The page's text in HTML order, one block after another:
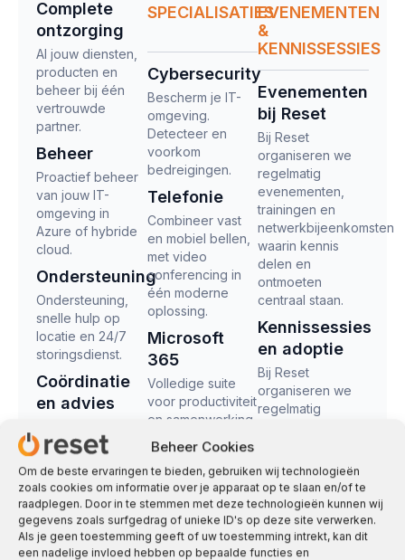
Beheer Cookies
Om de beste ervaringen te bieden, gebruiken wij technologieën
zoals cookies om informatie over je apparaat op te slaan en/of te
raadplegen. Door in te stemmen met deze technologieën kunnen wij
gegevens zoals surfgedrag of unieke ID's op deze site verwerken.
Als je geen toestemming geeft of uw toestemming intrekt, kan dit
een nadelige invloed hebben op bepaalde functies en
Complete
ontzorging​
Al jouw diensten,
producten en
beheer bij één
vertrouwde
partner.
Beheer
Proactief beheer
van jouw IT-
omgeving in
Azure of hybride
cloud.
Ondersteuning
Ondersteuning,
snelle hulp op
locatie en 24/7
storingsdienst.
Coördinatie
en advies
efficiënte en
IT omgeving.
Overstappen
Wij begeleiden
jouw organisatie
SPECIALISATIES
Cybersecurity
Bescherm je IT-
omgeving.
Detecteer en
voorkom
bedreigingen.
Telefonie
Combineer vast
en mobiel bellen,
met video
conferencing in
één moderne
oplossing.
Microsoft
365
Volledige suite
voor productiviteit
en samenwerking
Microsoft
Azure
IT-infrastructuur in
de cloud met
Microsoft Azure:
EVENEMENTEN
&
KENNISSESSIES
Evenementen
bij Reset
Bij Reset
organiseren we
regelmatig
evenementen,
trainingen en
netwerkbijeenkomsten
waarin kennis
delen en
ontmoeten
centraal staan.
Kennissessies
en adoptie
Bij Reset
organiseren we
regelmatig
centraal staat.
OVERIGE
DIENSTEN